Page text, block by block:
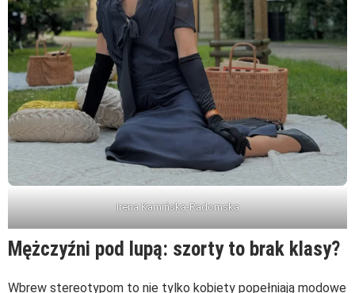
Irena Kamińska-Radomska
Mężczyźni pod lupą: szorty to brak klasy?
Wbrew stereotypom to nie tylko kobiety popełniają modowe